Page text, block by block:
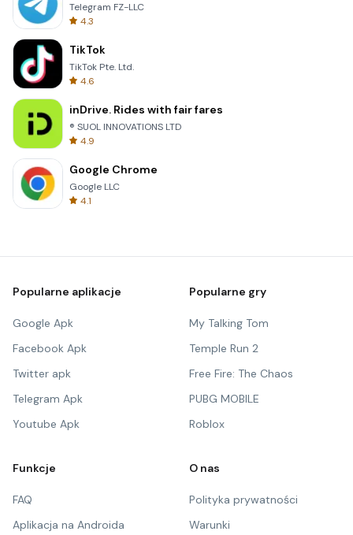
Telegram FZ-LLC
4.3
TikTok
TikTok Pte. Ltd.
4.6
inDrive. Rides with fair fares
® SUOL INNOVATIONS LTD
4.9
Google Chrome
Google LLC
4.1
Popularne aplikacje
Google Apk
Facebook Apk
Twitter apk
Telegram Apk
Youtube Apk
Popularne gry
My Talking Tom
Temple Run 2
Free Fire: The Chaos
PUBG MOBILE
Roblox
Funkcje
FAQ
Aplikacja na Androida
O nas
Polityka prywatności
Warunki